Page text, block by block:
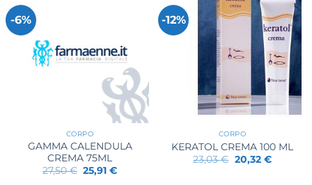
-6%
CORPO
GAMMA CALENDULA
CREMA 75ML
27,50€ Il
prezzo
25,91€Il
-12%
CORPO
KERATOL CREMA 100 ML
23,03€ Il
prezzo
20,32 €Il